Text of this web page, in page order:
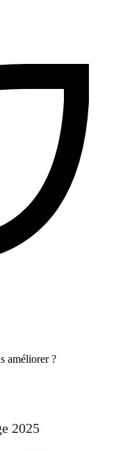
améliorer ?
2025